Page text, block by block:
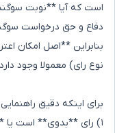
است که آیا **نوبت
دفاع و حق درخواست
بنابراین **اصل امکان
نوع رای) معمولا وجود
برای اینکه دقیق
۱) رای **بدوی** است یا